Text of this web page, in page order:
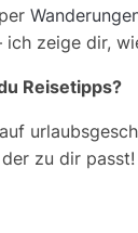
ich zeige dir,
Reisetipps?
zu dir passt!